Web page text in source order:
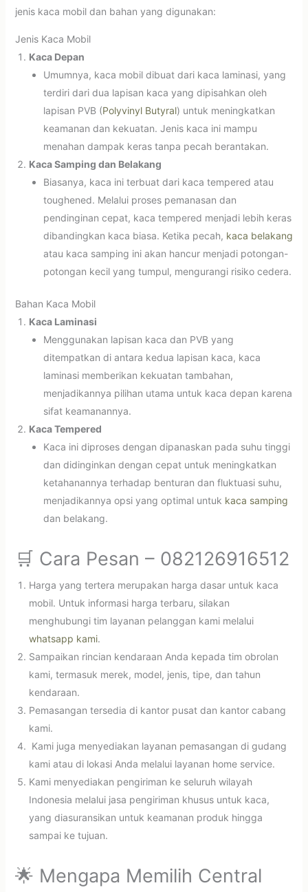
jenis kaca mobil dan bahan yang digunakan:
Jenis Kaca Mobil
Kaca Depan
Umumnya, kaca mobil dibuat dari kaca laminasi, yang
terdiri dari dua lapisan kaca yang dipisahkan oleh
lapisan PVB (Polyvinyl Butyral) untuk meningkatkan
keamanan dan kekuatan. Jenis kaca ini mampu
menahan dampak keras tanpa pecah berantakan.
Kaca Samping dan Belakang
Biasanya, kaca ini terbuat dari kaca tempered atau
toughened. Melalui proses pemanasan dan
pendinginan cepat, kaca tempered menjadi lebih keras
dibandingkan kaca biasa. Ketika pecah, kaca belakang
atau kaca samping ini akan hancur menjadi potongan-
potongan kecil yang tumpul, mengurangi risiko cedera.
Bahan Kaca Mobil
Kaca Laminasi
Menggunakan lapisan kaca dan PVB yang
ditempatkan di antara kedua lapisan kaca, kaca
laminasi memberikan kekuatan tambahan,
menjadikannya pilihan utama untuk kaca depan karena
sifat keamanannya.
Kaca Tempered
Kaca ini diproses dengan dipanaskan pada suhu tinggi
dan didinginkan dengan cepat untuk meningkatkan
ketahanannya terhadap benturan dan fluktuasi suhu,
menjadikannya opsi yang optimal untuk kaca samping
dan belakang.
🛒 Cara Pesan – 082126916512
Harga yang tertera merupakan harga dasar untuk kaca
mobil. Untuk informasi harga terbaru, silakan
menghubungi tim layanan pelanggan kami melalui
whatsapp kami.
Sampaikan rincian kendaraan Anda kepada tim obrolan
kami, termasuk merek, model, jenis, tipe, dan tahun
kendaraan.
Pemasangan tersedia di kantor pusat dan kantor cabang
kami.
Kami juga menyediakan layanan pemasangan di gudang
kami atau di lokasi Anda melalui layanan home service.
Kami menyediakan pengiriman ke seluruh wilayah
Indonesia melalui jasa pengiriman khusus untuk kaca,
yang diasuransikan untuk keamanan produk hingga
sampai ke tujuan.
🌟 Mengapa Memilih Central